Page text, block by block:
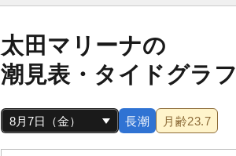
太田マリーナの
潮見表・タイドグラフ
長潮 月齢23.7